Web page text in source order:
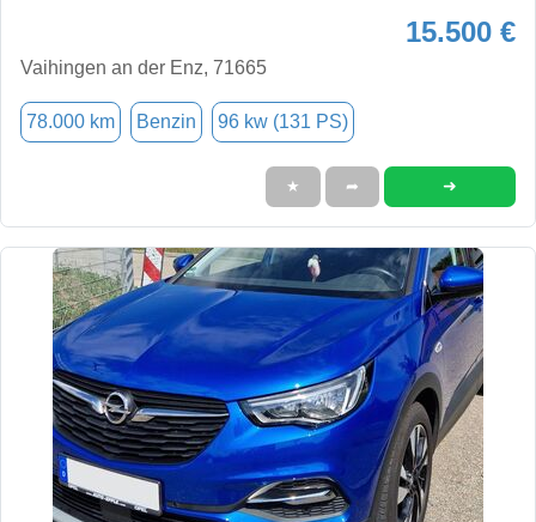
15.500 €
Vaihingen an der Enz, 71665
78.000 km Benzin 96 kw (131 PS)
★ ➦ ➜